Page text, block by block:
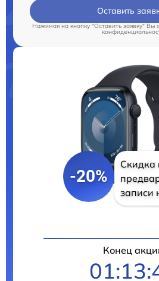
Оставить
Нажимая на кнопку "Оставить заявку" Вы
-20%
Скидка
записи
Конец